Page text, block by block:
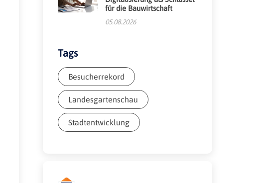
für die Bauwirtschaft
05.08.2026
Tags
Besucherrekord
Landesgartenschau
Stadtentwicklung